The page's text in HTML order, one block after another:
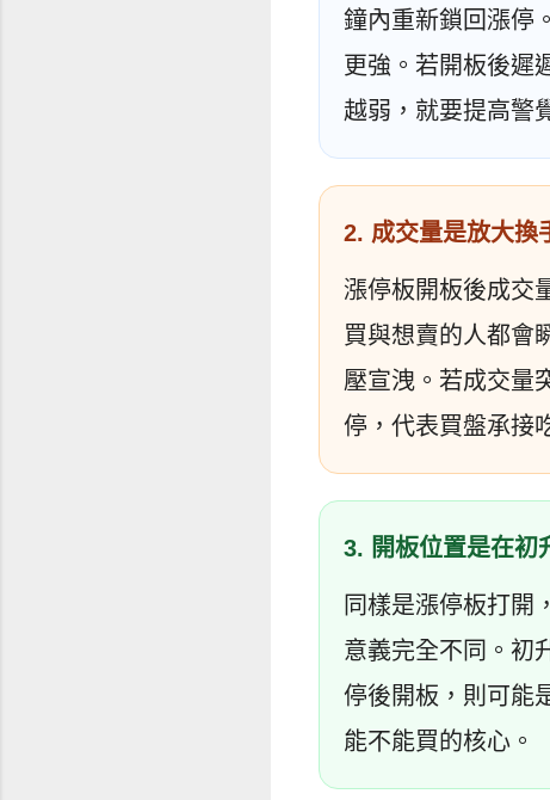
鐘內重新鎖回漲停
更強。若開板後遲
越弱，就要提高警
2. 成交量是放大換
漲停板開板後成交
買與想賣的人都會
壓宣洩。若成交量
停，代表買盤承接
3. 開板位置是在初
同樣是漲停板打開
意義完全不同。初
停後開板，則可能
能不能買的核心。